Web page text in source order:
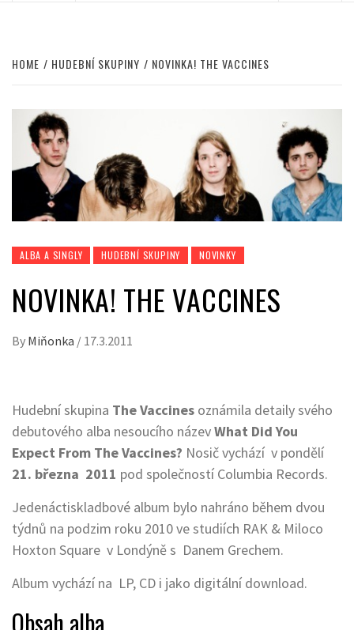
HOME HUDEBNÍ SKUPINY NOVINKA! THE VACCINES
ALBA A SINGLY HUDEBNÍ SKUPINY NOVINKY
NOVINKA! THE VACCINES
By Miňonka / 17.3.2011
Hudební skupina The Vaccines oznámila detaily svého
debutového alba nesoucího názevWhat Did You
Expect From The Vaccines? Nosič vychází v pondělí
21. března 2011 pod společností Columbia Records.
Jedenáctiskladbové album bylo nahráno během dvou
týdnů na podzim roku 2010 ve studiích RAK & Miloco
Hoxton Square v Londýně s Danem Grechem.
Album vychází na LP, CD i jako digitální download.
Obsah alba